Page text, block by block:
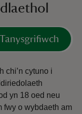
Tanysgrifiwch
chi’n cytuno i
yn 18 oed neu
fwy o wybdaeth am